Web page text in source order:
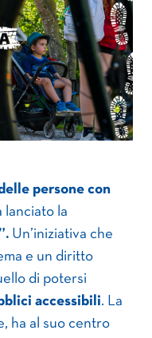
persone con
lanciato la
. Un’iniziativa che
e un diritto
di potersi
accessibili. La
ha al suo centro